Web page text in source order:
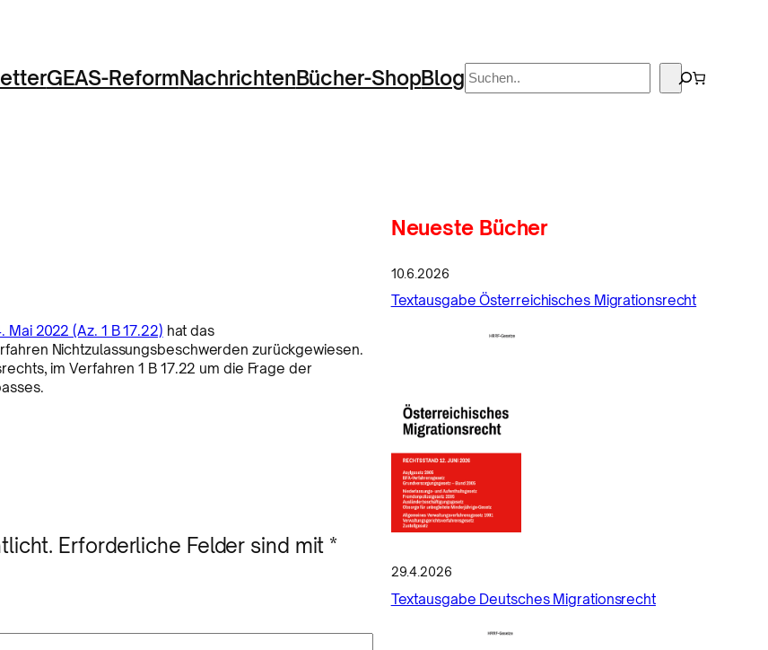
GEAS-ReformNachrichtenBücher-ShopBlog Suchen
Mai 2022 (Az. 1 B 17.22) hat das
Nichtzulassungsbeschwerden zurückgewiesen.
im Verfahren 1 B 17.22 um die Frage der
Erforderliche Felder sind mit *
Neueste Bücher
10.6.2026
Textausgabe Österreichisches Migrationsrecht
29.4.2026
Textausgabe Deutsches Migrationsrecht